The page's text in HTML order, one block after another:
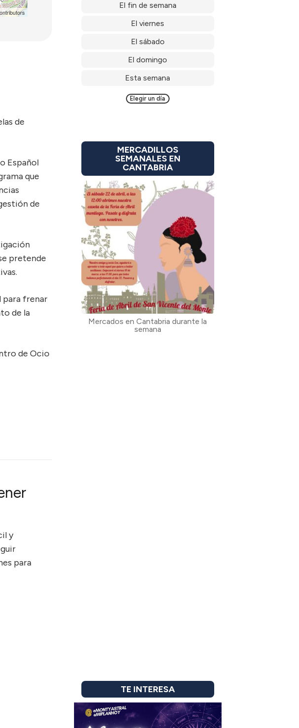
de
Español
que
de
pretende
para frenar
de la
de Ocio
y
para
El fin de semana
El viernes
El sábado
El domingo
Esta semana
Elegir un día
MERCADILLOS
SEMANALES EN
CANTABRIA
Mercados en Cantabria durante la
semana
TE INTERESA